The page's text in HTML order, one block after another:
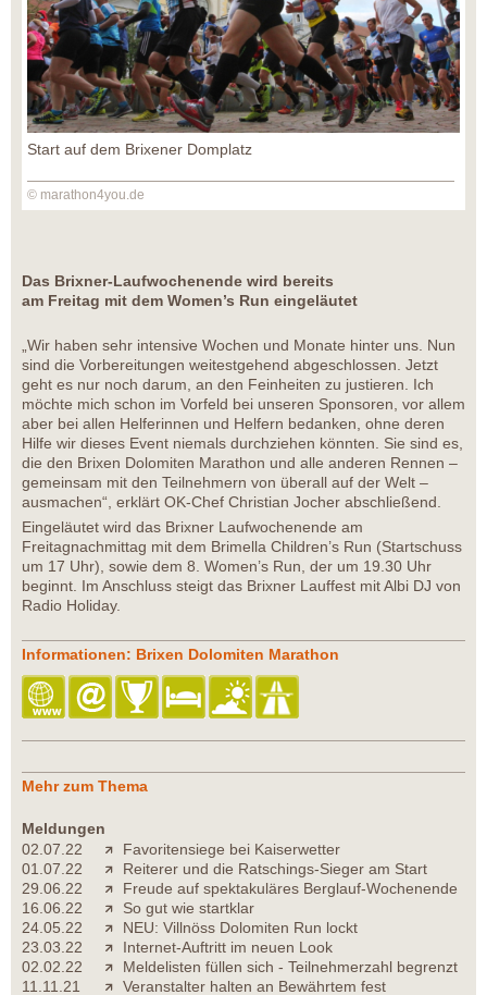
Start auf dem Brixener Domplatz
© marathon4you.de
Das Brixner-Laufwochenende wird bereits
am Freitag mit dem Women’s Run eingeläutet
„Wir haben sehr intensive Wochen und Monate hinter uns. Nun
sind die Vorbereitungen weitestgehend abgeschlossen. Jetzt
geht es nur noch darum, an den Feinheiten zu justieren. Ich
möchte mich schon im Vorfeld bei unseren Sponsoren, vor allem
aber bei allen Helferinnen und Helfern bedanken, ohne deren
Hilfe wir dieses Event niemals durchziehen könnten. Sie sind es,
die den Brixen Dolomiten Marathon und alle anderen Rennen –
gemeinsam mit den Teilnehmern von überall auf der Welt –
ausmachen“, erklärt OK-Chef Christian Jocher abschließend.
Eingeläutet wird das Brixner Laufwochenende am
Freitagnachmittag mit dem Brimella Children’s Run (Startschuss
um 17 Uhr), sowie dem 8. Women’s Run, der um 19.30 Uhr
beginnt. Im Anschluss steigt das Brixner Lauffest mit Albi DJ von
Radio Holiday.
Informationen: Brixen Dolomiten Marathon
Mehr zum Thema
Meldungen
02.07.22
Favoritensiege bei Kaiserwetter
01.07.22
Reiterer und die Ratschings-Sieger am Start
29.06.22
Freude auf spektakuläres Berglauf-Wochenende
16.06.22
So gut wie startklar
24.05.22
NEU: Villnöss Dolomiten Run lockt
23.03.22
Internet-Auftritt im neuen Look
02.02.22
Meldelisten füllen sich - Teilnehmerzahl begrenzt
11.11.21
Veranstalter halten an Bewährtem fest